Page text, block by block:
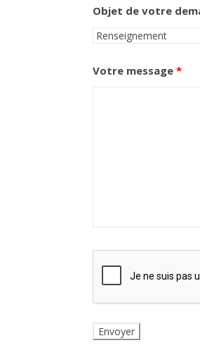
Objet de votre
Votre message *